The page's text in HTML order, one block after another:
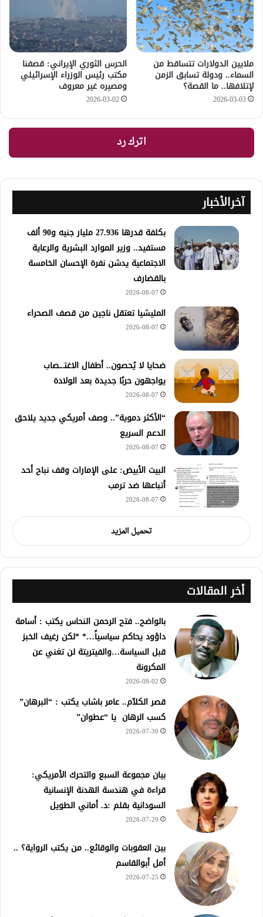
ملايين الدولارات تتساقط من
السماء.. ودولة تسابق الزمن
لإتلافها.. ما القصة؟
2026-03-03
الحرس الثوري الإيراني: قصفنا
مكتب رئيس الوزراء الإسرائيلي
ومصيره غير معروف
2026-03-02
اترك رد
آخرالأخبار
​بكلفة قدرها 27.936 مليار جنيه و90 ألف
مستفيد.. وزير الموارد البشرية والرعاية
الاجتماعية يدشن نفرة الإحسان الخامسة
بالقضارف
2026-08-07
المليشيا تعتقل ناجين من قصف الصحراء
2026-08-07
ضحايا لا يُحصون.. أطفال الاغتـ.ـصاب
يواجهون حربًا جديدة بعد الولادة
2026-08-07
“الأكثر دموية”.. وصف أمريكي جديد يلاحق
الدعم السريع
2026-08-07
‏البيت الأبيض: على ⁧‫الإمارات‬⁩ وقف نباح أحد
أتباعها ضد ترمب
2026-08-07
تحميل المزيد
أخر المقالات
بالواضح.. فتح الرحمن النحاس يكتب : أسامة
داؤود يحاكم سياسياً…* *لكن رغيف الخبز
قبل السياسة…والفيتريتة لن تغني عن
المكرونة
2026-08-02
قصر الكلآم.. عامر باشاب يكتب : “البرهان”
كسب الرهان يا “عطوان”
2026-07-30
بيان مجموعة السبع والتحرك الأمريكي:
قراءة في هندسة الهدنة الإنسانية
السودانية بقلم :د. أماني الطويل
2026-07-29
بين العقوبات والوقائع.. من يكتب الرواية؟ ..
أمل أبوالقاسم
2026-07-25